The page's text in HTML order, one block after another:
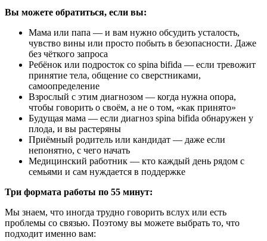
Вы можете обратиться, если вы:
Мама или папа — и вам нужно обсудить усталость,
чувство вины или просто побыть в безопасности. Даже
без чёткого запроса
Ребёнок или подросток со spina bifida — если тревожит
принятие тела, общение со сверстниками,
самоопределение
Взрослый с этим диагнозом — когда нужна опора,
чтобы говорить о своём, а не о том, «как принято»
Будущая мама — если диагноз spina bifida обнаружен у
плода, и вы растеряны
Приёмный родитель или кандидат — даже если
непонятно, с чего начать
Медицинский работник — кто каждый день рядом с
семьями и сам нуждается в поддержке
Три формата работы по 55 минут:
Мы знаем, что иногда трудно говорить вслух или есть
проблемы со связью. Поэтому вы можете выбрать то, что
подходит именно вам: